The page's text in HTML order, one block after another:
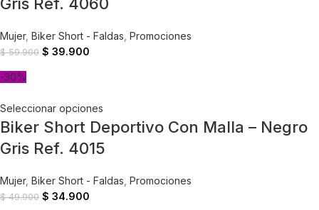
Mujer, Biker Short - Faldas Promociones
$59.900 $ 39.900
-30%
Seleccionar opciones
Biker Short Deportivo Con Malla – Negro
Gris Ref. 4015
Mujer, Biker Short - Faldas Promociones
$49.900 $ 34.900